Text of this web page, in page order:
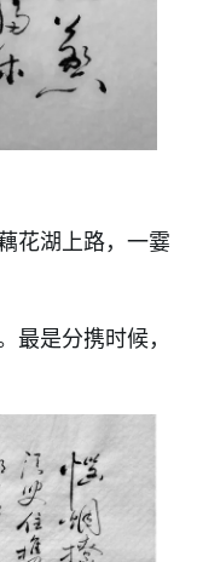
花湖上路，一霎
最是分携时候，